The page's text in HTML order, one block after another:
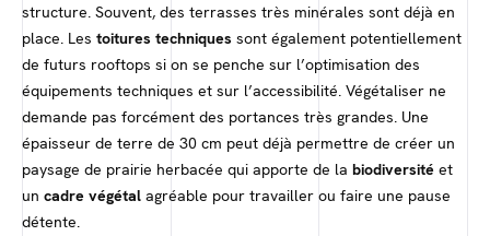
structure. Souvent, des terrasses très minérales sont déjà en
place. Les toitures techniques sont également potentiellement
de futurs rooftops si on se penche sur l’optimisation des
équipements techniques et sur l’accessibilité. Végétaliser ne
demande pas forcément des portances très grandes. Une
épaisseur de terre de 30 cm peut déjà permettre de créer un
paysage de prairie herbacée qui apporte de la biodiversité et
un cadre végétal agréable pour travailler ou faire une pause
détente.